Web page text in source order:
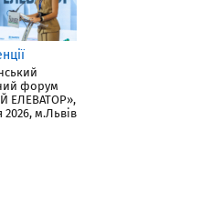
форум
ЕЛЕВАТОР»,
2026, м.Львів